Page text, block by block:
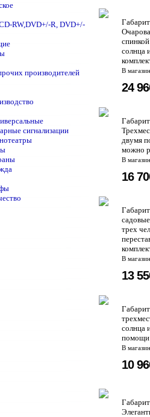
RW,DVD+/-R, DVD+/-
производителей
сигнализации
солнца
В
24
двумя
можно
В
16
трех
В
13
солнца
помощи
В
10